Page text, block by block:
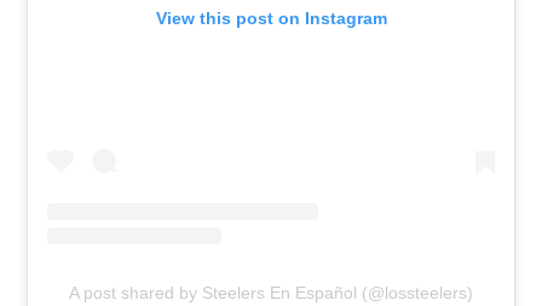
View this post on Instagram
A post shared by Steelers En Español (@lossteelers)